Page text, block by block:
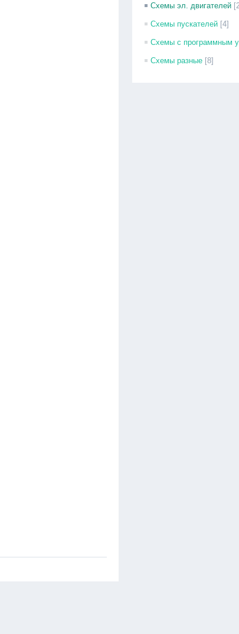
Схемы эл. двигателей
Схемы пускателей [4]
Схемы с программным
Схемы разные [8]